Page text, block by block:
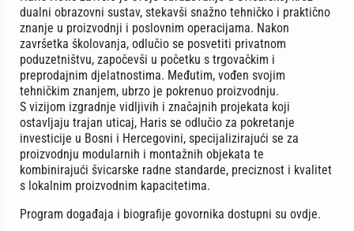
dualni obrazovni sustav, stekavši snažno tehničko i praktično
znanje u proizvodnji i poslovnim operacijama. Nakon
završetka školovanja, odlučio se posvetiti privatnom
poduzetništvu, započevši u početku s trgovačkim i
preprodajnim djelatnostima. Međutim, vođen svojim
tehničkim znanjem, ubrzo je pokrenuo proizvodnju.
S vizijom izgradnje vidljivih i značajnih projekata koji
ostavljaju trajan uticaj, Haris se odlučio za pokretanje
investicije u Bosni i Hercegovini, specijalizirajući se za
proizvodnju modularnih i montažnih objekata te
kombinirajući švicarske radne standarde, preciznost i kvalitet
s lokalnim proizvodnim kapacitetima.
Program događaja i biografije govornika dostupni su ovdje.